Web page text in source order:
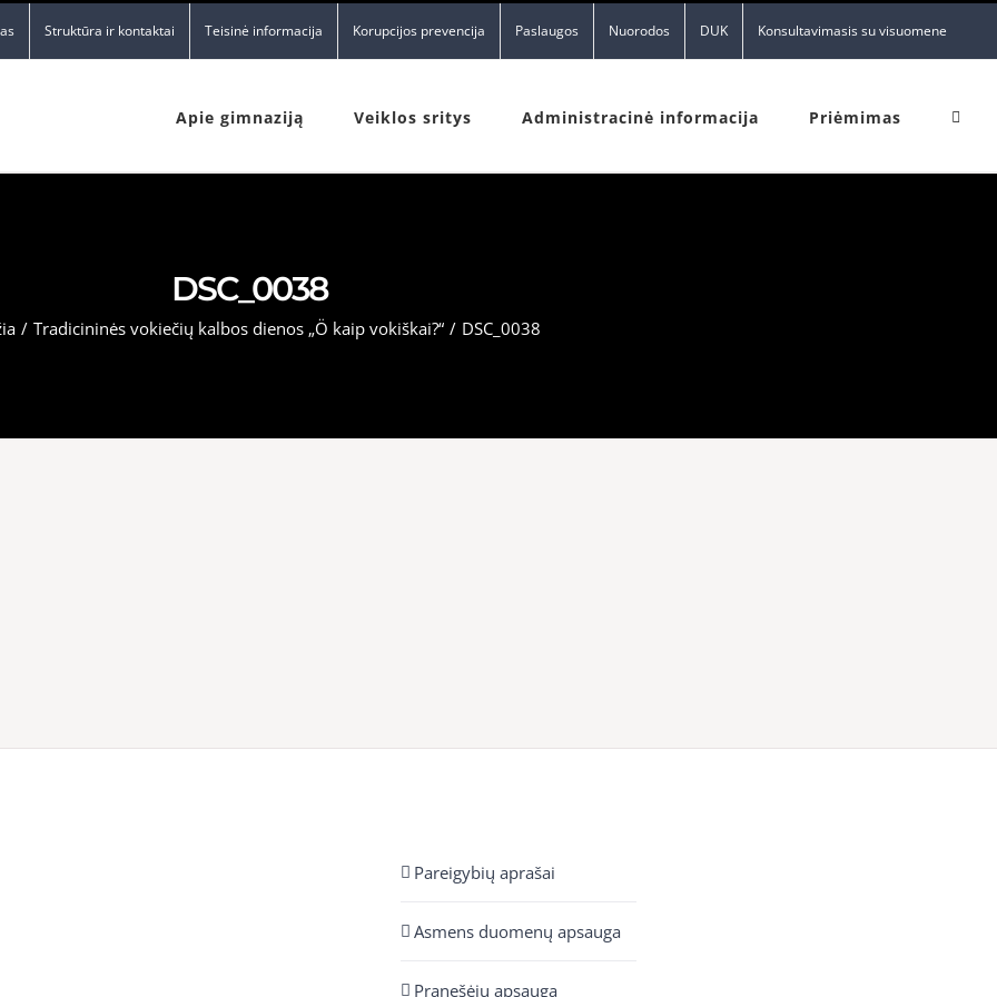
Struktūra ir kontaktai Teisinė informacija Korupcijos prevencija Paslaugos Nuorodos DUK Konsultavimasis su visuomene
Apie gimnaziją Veiklos sritys Administracinė informacija Priėmimas
DSC_0038
/ Tradicininės vokiečių kalbos dienos „Ö kaip vokiškai?“ / DSC_0038
Pareigybių aprašai
Asmens duomenų apsauga
Pranešėjų apsauga